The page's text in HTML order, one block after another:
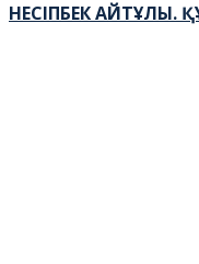
НЕСІПБЕК АЙТҰЛЫ.